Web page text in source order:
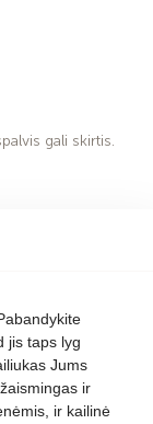
gali skirtis.
jis taps lyg
Jums
ir
ir kailinė